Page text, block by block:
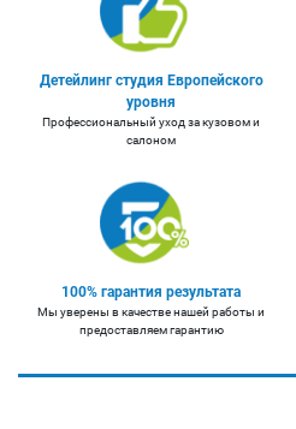
Детейлинг студия Европейского
уровня
Профессиональный уход за кузовом и
салоном
100% гарантия результата
Мы уверены в качестве нашей работы и
предоставляем гарантию